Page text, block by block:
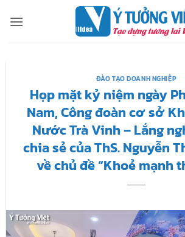
qua
ĐÀO TẠO DOANH NGHIỆP
Họp mặt kỷ niệm ngày
Nam, Công đoàn cơ sở
Nước Trà Vinh – Lắng
chia sẻ của ThS. Nguyễn
về chủ đề “Khoẻ mạnh